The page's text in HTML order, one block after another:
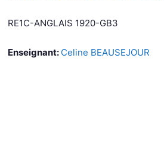
RE1C-ANGLAIS 1920-GB3
Enseignant: Celine BEAUSEJOUR